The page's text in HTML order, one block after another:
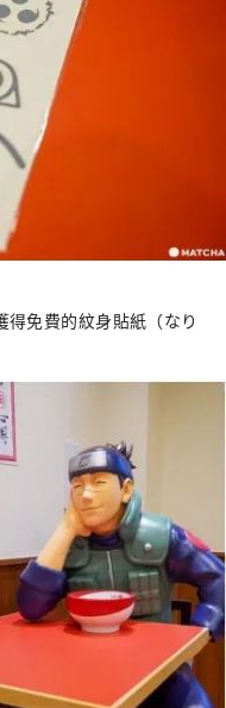
免費的紋身貼紙（なり